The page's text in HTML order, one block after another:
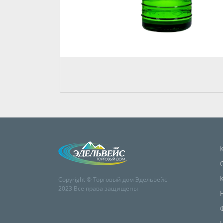
Copyright © Торговый дом Эдельвейс
2023 Все права защищены